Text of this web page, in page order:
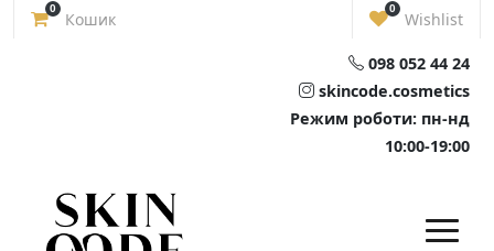
Skip
0
Кошик
0
Wishlist
098 052 44 24
skincode.cosmetics
Режим роботи: пн-нд
10:00-19:00